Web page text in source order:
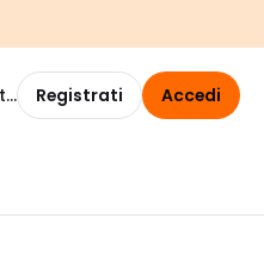
Registrati Accedi